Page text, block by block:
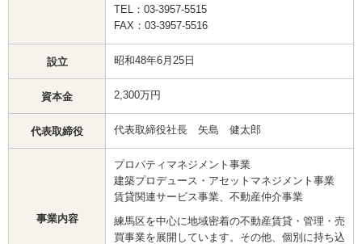
TEL：03-3957-5515
FAX：03-3957-5516
設立 昭和48年6月25日
資本金 2,300万円
代表取締役 代表取締役社長 矢島 健太郎
事業内容
プロパティマネジメント事業
建築プロデュース・アセットマネジメント事業
賃貸関連サービス事業、不動産仲介事業
練馬区を中心に地域密着の不動産賃貸・管理・売
買事業を展開しています。その他、個別に持ち込